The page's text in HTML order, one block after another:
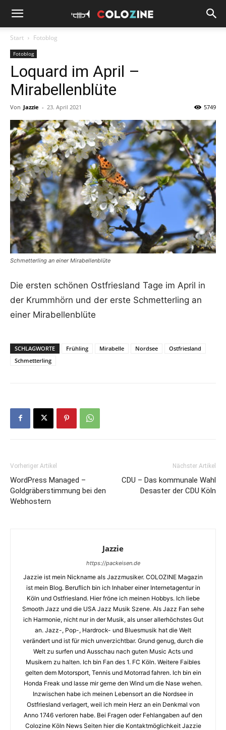
Start Fotoblog
Fotoblog
Loquard im April –
Mirabellenblüte
Von Jazzie - 23. April 2021 5749
Schmetterling an einer Mirabellenblüte
Die ersten schönen Ostfriesland Tage im April in
der Krummhörn und der erste Schmetterling an
einer Mirabellenblüte
SCHLAGWORTE Frühling Mirabelle Nordsee
Ostfriesland
Schmetterling
Vorheriger Artikel
WordPress Managed –
Goldgräberstimmung bei den
Webhostern
Nächster Artikel
CDU – Das kommunale Wahl
Desaster der CDU Köln
Jazzie
https://packeisen.de
Jazzie ist mein Nickname als Jazzmusiker. COLOZINE Magazin
ist mein Blog. Beruflich bin ich Inhaber einer Internetagentur in
Köln und Ostfriesland. Hier fröne ich meinen Hobbys. Ich liebe
Smooth Jazz und die USA Jazz Musik Szene. Als Jazz Fan sehe
ich Harmonie, nicht nur in der Musik, als unser allerhöchstes Gut
an. Jazz-, Pop-, Hardrock- und Bluesmusik hat die Welt
verändert und ist für mich unverzichtbar. Grund genug, durch die
Welt zu surfen und Ausschau nach guten Music Acts und
Musikern zu halten. Ich bin Fan des 1. FC Köln. Weitere Faibles
gelten dem Motorsport, Tennis und Motorrad fahren. Ich bin ein
Honda Freak und lasse mir gerne den Wind um die Nase wehen.
Inzwischen habe ich meinen Lebensort an die Nordsee in
Ostfriesland verlagert, weil ich mein Herz an ein Denkmal von
Anno 1746 verloren habe. Bei Fragen oder Fehlangaben auf den
Colozine Köln News Seiten hier die Kontaktmöglichkeit Jazzie